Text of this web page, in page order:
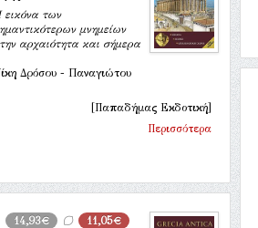
εικόνα των
μνημείων
αρχαιότητα και σήμερα
Δρόσου - Παναγιώτου
[Παπαδήμας Εκδοτική]
Περισσότερα
14,93€ 11,05€